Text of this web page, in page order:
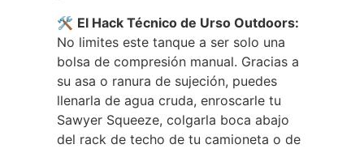
🛠️ El Hack Técnico de Urso Outdoors:
No limites este tanque a ser solo una
bolsa de compresión manual. Gracias a
su asa o ranura de sujeción, puedes
llenarla de agua cruda, enroscarle tu
Sawyer Squeeze, colgarla boca abajo
del rack de techo de tu camioneta o de